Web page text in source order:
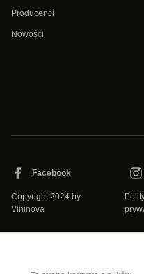
Producenci
Nowości
Copyright 2024 by
Vininova
Facebook